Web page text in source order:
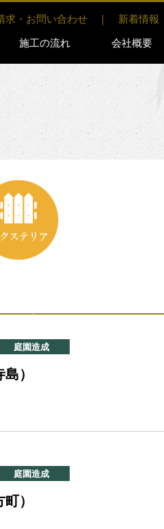
施工の流れ 会社概要
求・お問い合わせ ｜ 新着情報
庭園造成
）
庭園造成
）